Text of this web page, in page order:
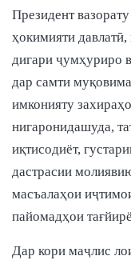
Президент
ҳокимияти
дигари ҷумҳуриро
дар самти
имконияту
нигаронидашуда,
иқтисодиёт,
дастрасии
масъалаҳои
пайомадҳои
Дар кори маҷлис